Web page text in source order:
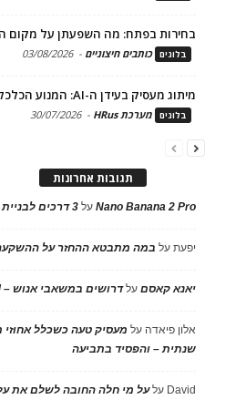
בחירות בפתח: מה השפעתן על מקום
בלוגים כותבים חיצוניים -
03/08/2026
מיתוג מעסיק בעידן ה-AI: המנוע הכלכלי של גיוס ושימור טלנטים
בלוגים מערכת HRus -
30/07/2026
תגובות אחרונות
Nano Banana 2 Proעל 3 דרכים לבניית ביטחון עצמי של עובדים
יפעתעל במה מתבטא ההחזר על
יאנא קאסםעלדרושים במשאבי אנוש – H&M
אלון פיאדה על מעסיק טעה כשכלל
שנתית – והפסיד בתביעה
David עלעל מי חלה החובה לשלם את